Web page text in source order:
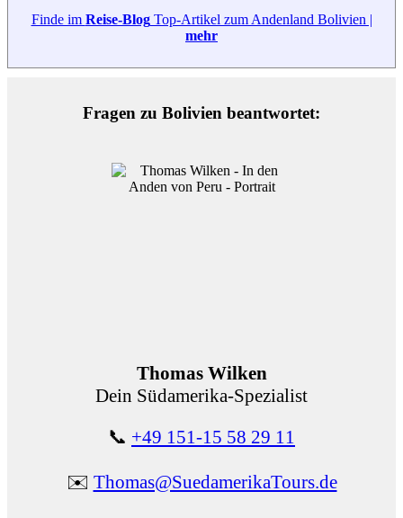
Finde im Reise-BlogTop-Artikel zum Andenland Bolivien |
mehr
Fragen zu Bolivien beantwortet:
Thomas Wilken
Dein Südamerika-Spezialist
📞 +49 151-15 58 29 11
✉️ Thomas@SuedamerikaTours.de